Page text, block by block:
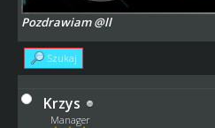
Pozdrawiam @ll
Szukaj
Krzys
Manager